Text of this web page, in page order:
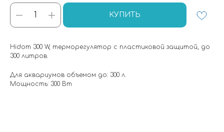
КУПИТЬ
Hidom 300 W, терморегулятор с пластиковой защитой, до
300 литров.
Для аквариумов объемом до: 300 л.
Мощность: 300 Вт